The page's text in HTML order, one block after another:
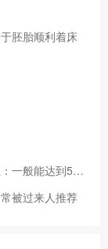
胚胎顺利着床
使用来曲唑促排后怀孕的机会大不大？医生：一般能达到50%
被过来人推荐